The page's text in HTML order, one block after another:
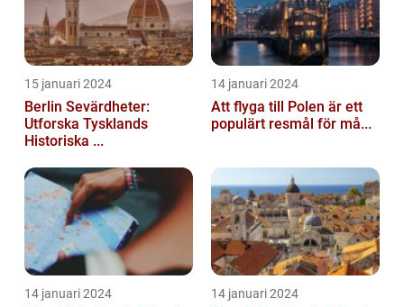
15 januari 2024
Berlin Sevärdheter:
Utforska Tysklands
Historiska ...
14 januari 2024
Att flyga till Polen är ett
populärt resmål för må...
14 januari 2024 14 januari 2024